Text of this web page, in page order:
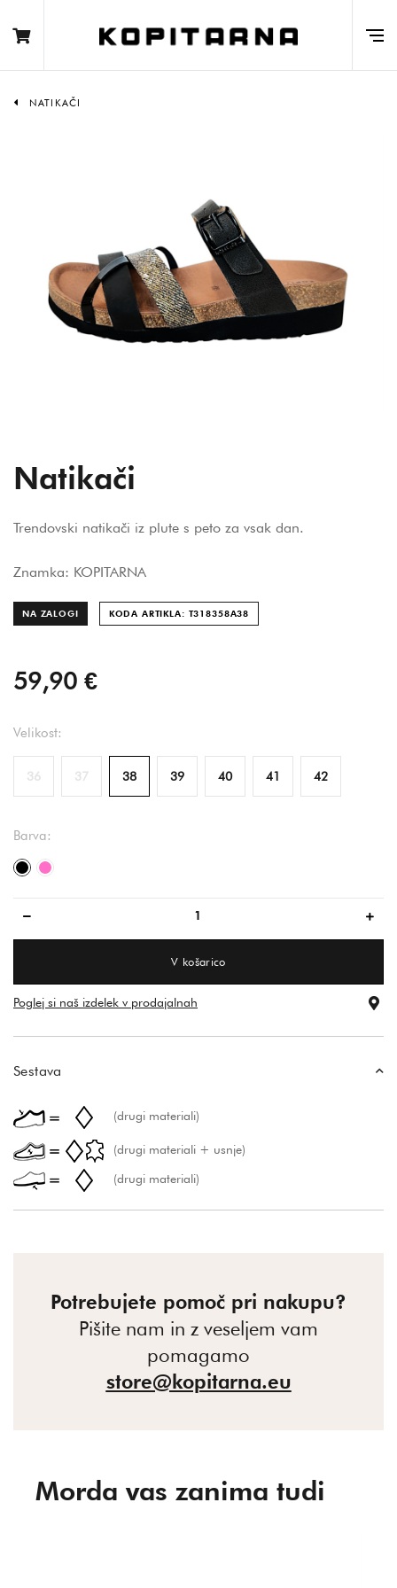
NATIKAČI
Natikači
Trendovski natikači iz plute s peto za vsak dan.
Znamka: KOPITARNA
NA ZALOGI KODA ARTIKLA: T318358A38
59,90 €
Velikost:
36 37 38 39 40 41 42
Barva:
črnaroza
V košarico
Poglej si naš izdelek v prodajalnah
Sestava
(drugi materiali)
(drugi materiali + usnje)
(drugi materiali)
Potrebujete pomoč pri nakupu?
Pišite nam in z veseljem vam
pomagamo
store@kopitarna.eu
Morda vas zanima tudi